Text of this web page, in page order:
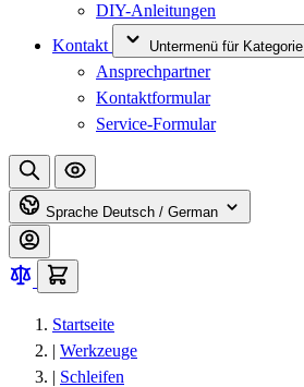
DIY-Anleitungen
Kontakt
Untermenü für
Ansprechpartner
Kontaktformular
Service-Formular
Sprache Deutsch / German
Startseite
| Werkzeuge
| Schleifen